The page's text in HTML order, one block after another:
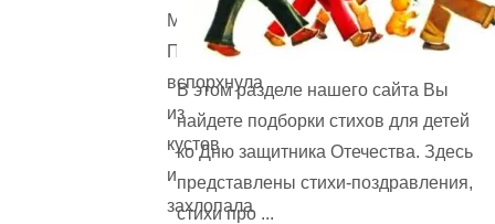
Матушка
Перепёлка
вспорхнула
из
кустов
и
захлопала
В этом разделе нашего сайта Вы
найдете подборки стихов для детей
ко Дню защитника Отечества. Здесь
представлены стихи-поздравления,
стихи про ...